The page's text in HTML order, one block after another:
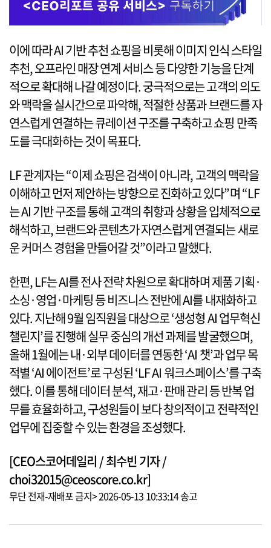
이에 따라 AI 기반 추천 쇼핑을 비롯해 이미지 인식 스타일
추천, 오프라인 매장 연계 서비스 등 다양한 기능을 단계
적으로 확대해 나갈 예정이다. 궁극적으로는 고객의 의도
와 맥락을 실시간으로 파악해, 적절한 상품과 브랜드를 자
연스럽게 연결하는 큐레이션 구조를 구축하고 쇼핑 만족
도를 극대화하는 것이 목표다.
LF 관계자는 “이제 쇼핑은 검색이 아니라, 고객의 맥락을
이해하고 먼저 제안하는 방향으로 진화하고 있다”며 “LF
는 AI 기반 구조를 통해 고객의 취향과 상황을 입체적으로
해석하고, 브랜드와 콘텐츠가 자연스럽게 연결되는 새로
운 커머스 경험을 만들어갈 것”이라고 말했다.
한편, LF는 AI를 전사 전략 차원으로 확대하며 제품 기획·
소싱·영업·마케팅 등 비즈니스 전반에 AI를 내재화하고
있다. 지난해 9월 임직원을 대상으로 ‘생성형 AI 업무혁신
챌린지’를 진행해 실무 중심의 개선 과제를 발굴했으며,
올해 1월에는 내·외부 데이터를 연동한 ‘AI 챗’과 업무 목
적별 ‘AI 에이전트’로 구성된 ‘LF AI 워크스페이스’를 구축
했다. 이를 통해 데이터 분석, 재고·판매 관리 등 반복 업
무를 효율화하고, 구성원들이 보다 창의적이고 전략적인
업무에 집중할 수 있는 환경을 조성했다.
[CEO스코어데일리 / 최수빈 기자 /
choi32015@ceoscore.co.kr]
무단 전재-재배포 금지> 2026-05-13 10:33:14 송고